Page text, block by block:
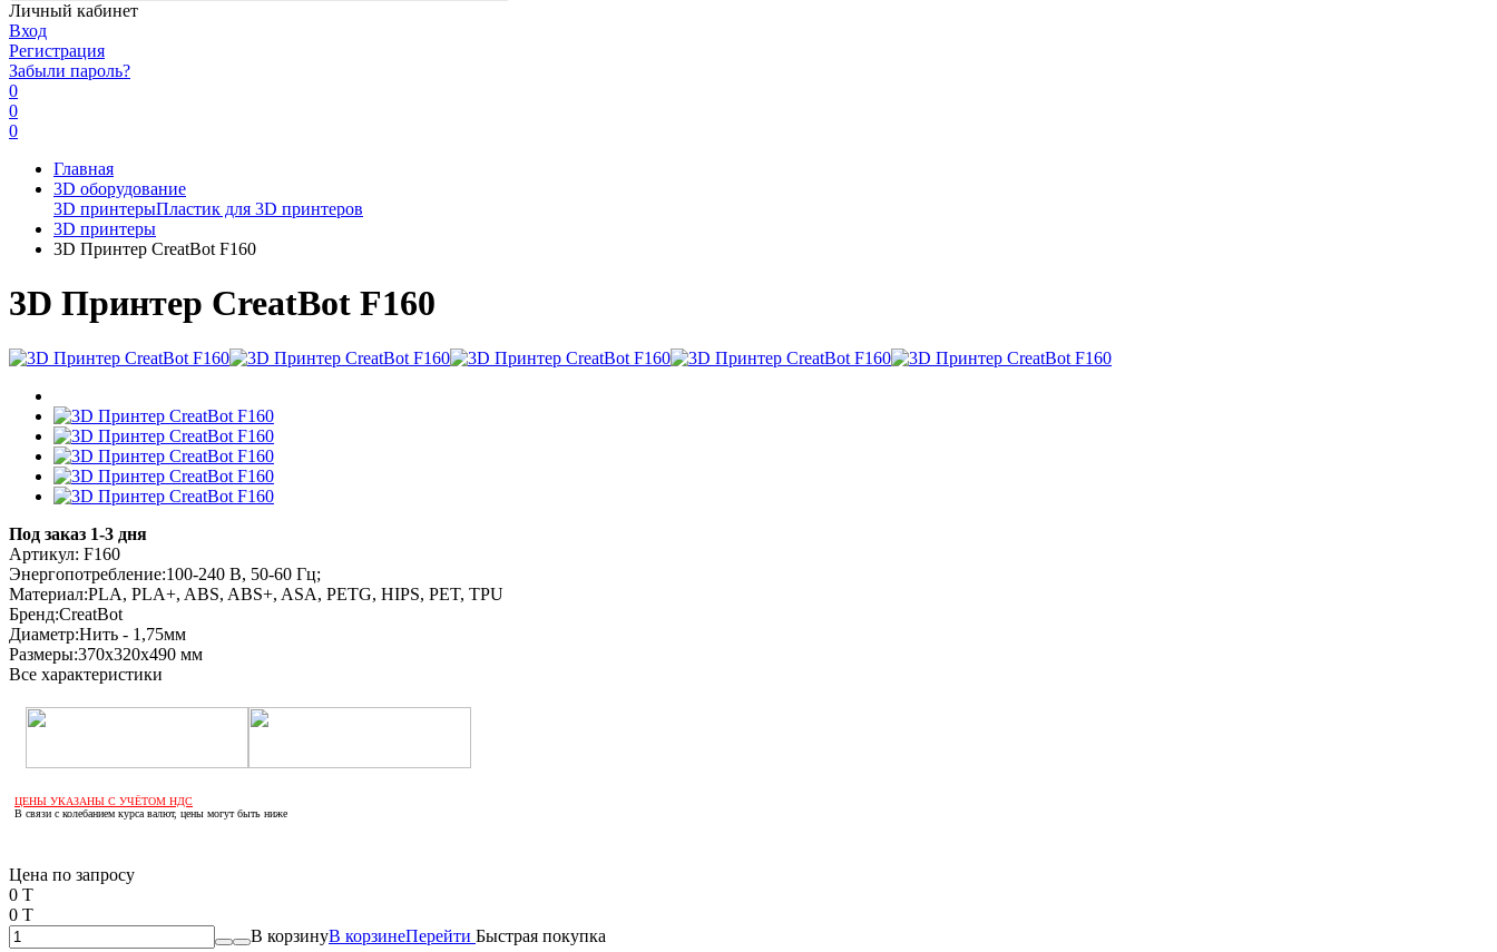
Личный кабинет
Вход
Регистрация
Забыли пароль?
0
0
0
Главная
3D оборудование
3D принтерыПластик для 3D принтеров
3D принтеры
3D Принтер CreatBot F160
3D Принтер CreatBot F160
Под заказ 1-3 дня
Артикул: F160
Энергопотребление:100-240 В, 50-60 Гц;
Материал:PLA, PLA+, ABS, ABS+, ASA, PETG, HIPS, PET, TPU
Бренд:CreatBot
Диаметр:Нить - 1,75мм
Размеры:370х320х490 мм
Все характеристики
ЦЕНЫ УКАЗАНЫ С УЧЁТОМ НДС
В связи с колебанием курса валют, цены могут быть ниже
Цена по запросу
0 T
0 T
В корзинуВ корзинеПерейти Быстрая покупка